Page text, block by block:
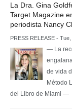
La Dra. Gina
Target Magazine
periodista Nancy
PRESS RELEASE -
— La
de vida
Método
del Libro de Miami —